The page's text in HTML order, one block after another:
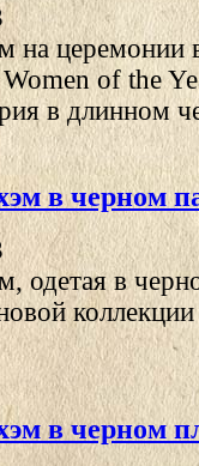
на церемонии
of the
в длинном
в черном
одетая в
в черном